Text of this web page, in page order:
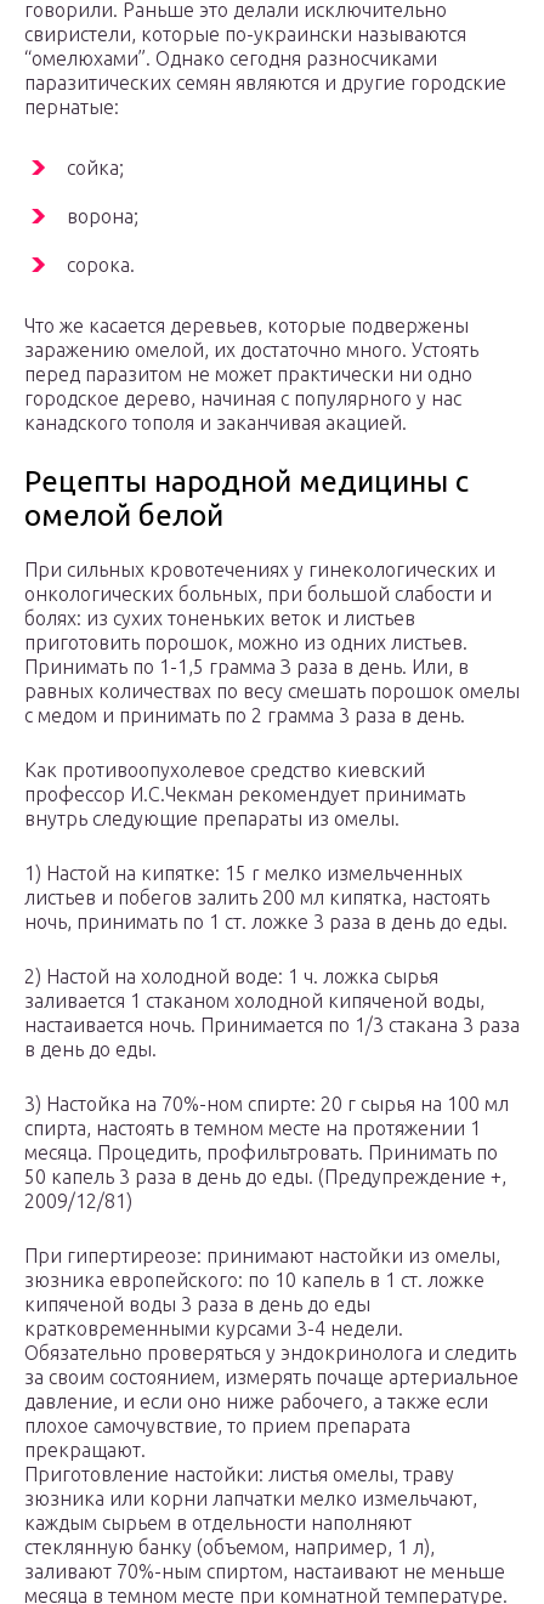
говорили. Раньше это делали исключительно
свиристели, которые по-украински называются
“омелюхами”. Однако сегодня разносчиками
паразитических семян являются и другие городские
пернатые:
сойка;
ворона;
сорока.
Что же касается деревьев, которые подвержены
заражению омелой, их достаточно много. Устоять
перед паразитом не может практически ни одно
городское дерево, начиная с популярного у нас
канадского тополя и заканчивая акацией.
Рецепты народной медицины с
омелой белой
При сильных кровотечениях у гинекологических и
онкологических больных, при большой слабости и
болях: из сухих тоненьких веток и листьев
приготовить порошок, можно из одних листьев.
Принимать по 1-1,5 грамма З раза в день. Или, в
равных количествах по весу смешать порошок омелы
с медом и принимать по 2 грамма 3 раза в день.
Как противоопухолевое средство киевский
профессор И.С.Чекман рекомендует принимать
внутрь следующие препараты из омелы.
1) Настой на кипятке: 15 r мелко измельченных
листьев и побегов залить 200 мл кипятка, настоять
ночь, принимать по 1 ст. ложке 3 раза в день до еды.
2) Настой на холодной воде: 1 ч. ложка сырья
заливается 1 стаканом холодной кипяченой воды,
настаивается ночь. Принимается по 1/3 стакана 3 раза
в день до еды.
3) Настойка на 70%-ном спирте: 20 г сырья на 100 мл
спирта, настоять в темном месте на протяжении 1
месяца. Процедить, профильтровать. Принимать по
50 капель 3 раза в день до еды. (Предупреждение +,
2009/12/81)
При гипертиреозе: принимают настойки из омелы,
зюзника европейского: по 10 капель в 1 ст. ложке
кипяченой воды 3 раза в день до еды
кратковременными курсами 3-4 недели.
Обязательно проверяться у эндокринолога и следить
за своим состоянием, измерять почаще артериальное
давление, и если оно ниже рабочего, а также если
плохое самочувствие, то прием препарата
прекращают.
Приготовление настойки: листья омелы, траву
зюзника или корни лапчатки мелко измельчают,
каждым сырьем в отдельности наполняют
стеклянную банку (объемом, например, 1 л),
заливают 70%-ным спиртом, настаивают не меньше
месяца в темном месте при комнатной температуре.